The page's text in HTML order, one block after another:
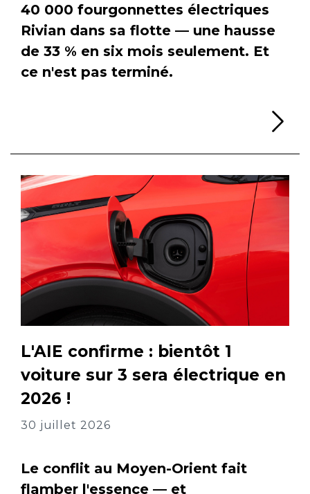
40 000 fourgonnettes électriques
Rivian dans sa flotte — une hausse
de 33 % en six mois seulement. Et
ce n'est pas terminé.
L'AIE confirme : bientôt 1
voiture sur 3 sera électrique en
2026 !
30 juillet 2026
Le conflit au Moyen-Orient fait
flamber l'essence — et